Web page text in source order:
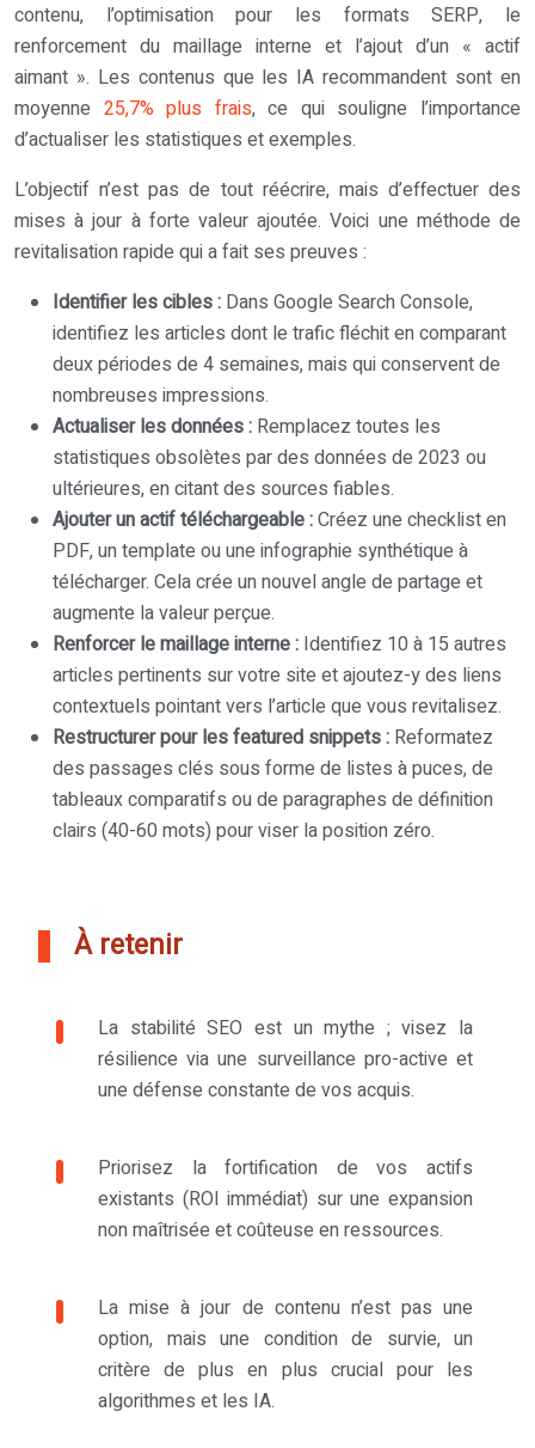
contenu, l’optimisation pour les formats SERP, le
renforcement du maillage interne et l’ajout d’un « actif
aimant ». Les contenus que les IA recommandent sont en
moyenne 25,7% plus frais, ce qui souligne l’importance
d’actualiser les statistiques et exemples.
L’objectif n’est pas de tout réécrire, mais d’effectuer des
mises à jour à forte valeur ajoutée. Voici une méthode de
revitalisation rapide qui a fait ses preuves :
Identifier les cibles : Dans Google Search Console,
identifiez les articles dont le trafic fléchit en comparant
deux périodes de 4 semaines, mais qui conservent de
nombreuses impressions.
Actualiser les données : Remplacez toutes les
statistiques obsolètes par des données de 2023 ou
ultérieures, en citant des sources fiables.
Ajouter un actif téléchargeable :Créez une checklist en
PDF, un template ou une infographie synthétique à
télécharger. Cela crée un nouvel angle de partage et
augmente la valeur perçue.
Renforcer le maillage interne : Identifiez 10 à 15 autres
articles pertinents sur votre site et ajoutez-y des liens
contextuels pointant vers l’article que vous revitalisez.
Restructurer pour les featured snippets : Reformatez
des passages clés sous forme de listes à puces, de
tableaux comparatifs ou de paragraphes de définition
clairs (40-60 mots) pour viser la position zéro.
À retenir
La stabilité SEO est un mythe ; visez la
résilience via une surveillance pro-active et
une défense constante de vos acquis.
Priorisez la fortification de vos actifs
existants (ROI immédiat) sur une expansion
non maîtrisée et coûteuse en ressources.
La mise à jour de contenu n’est pas une
option, mais une condition de survie, un
critère de plus en plus crucial pour les
algorithmes et les IA.